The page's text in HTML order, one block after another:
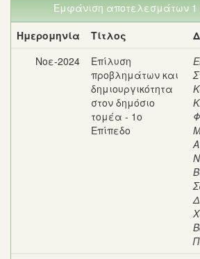
Εμφάνιση αποτελεσμάτων 1
Ημερομηνία
Τίτλος
Νοε-2024
Επίλυση
προβλημάτων και
δημιουργικότητα
στον δημόσιο
τομέα - 1ο
Επίπεδο